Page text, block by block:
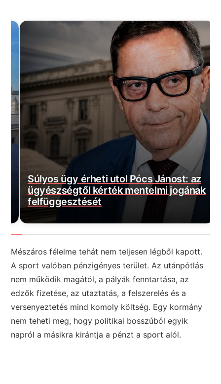
Súlyos ügy érheti utol Pócs Jánost: az
ügyészségtől kérték mentelmi jogának
felfüggesztését
Mészáros félelme tehát nem teljesen légből kapott.
A sport valóban pénzigényes terület. Az utánpótlás
nem működik magától, a pályák fenntartása, az
edzők fizetése, az utaztatás, a felszerelés és a
versenyeztetés mind komoly költség. Egy kormány
nem teheti meg, hogy politikai bosszúból egyik
napról a másikra kirántja a pénzt a sport alól.